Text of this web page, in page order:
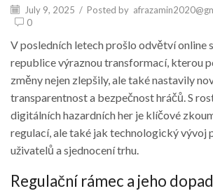
July 9, 2025 / Posted by
0
V posledních letech prošlo odvětví online
republice výraznou transformací, kterou
změny nejen zlepšily, ale také nastavily
transparentnost a bezpečnost hráčů. S
digitálních hazardních her je klíčové
regulací, ale také jak technologický vývoj
uživatelů a sjednocení trhu.
Regulační rámec a jeho